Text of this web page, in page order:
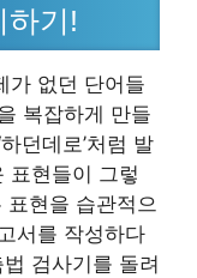
하기!
가 없던 단어들
복잡하게 만들
던데로’처럼 발
표현들이 그렇
표현을 습관적으
서를 작성하다
법 검사기를 돌려